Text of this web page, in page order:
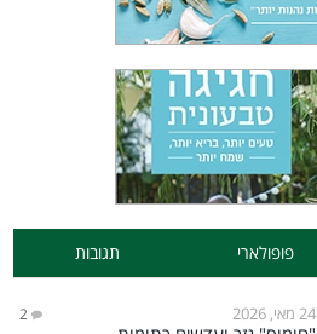
פופולארי תגובות
24 מאי, 2026 2